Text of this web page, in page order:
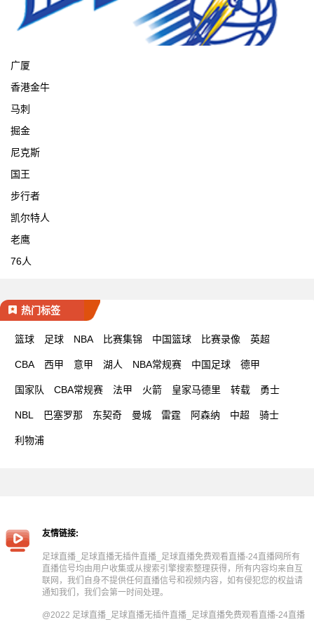
广厦
香港金牛
马刺
掘金
尼克斯
国王
步行者
凯尔特人
老鹰
76人
热门标签
篮球 足球 NBA 比赛集锦 中国篮球 比赛录像 英超
CBA 西甲 意甲 湖人 NBA常规赛 中国足球 德甲
国家队 CBA常规赛 法甲 火箭 皇家马德里 转载 勇士
NBL 巴塞罗那 东契奇 曼城 雷霆 阿森纳 中超 骑士
利物浦
友情链接:
足球直播_足球直播无插件直播_足球直播免费观看直播-24直播网所有
直播信号均由用户收集或从搜索引擎搜索整理获得，所有内容均来自互
联网，我们自身不提供任何直播信号和视频内容，如有侵犯您的权益请
通知我们，我们会第一时间处理。
@2022 足球直播_足球直播无插件直播_足球直播免费观看直播-24直播